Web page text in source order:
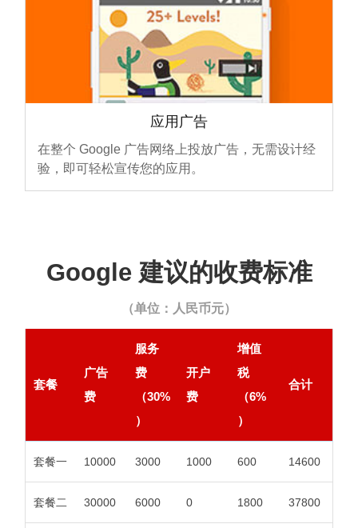
应用广告
在整个 Google 广告网络上投放广告，无需设计经
验，即可轻松宣传您的应用。
Google 建议的收费标准
（单位：人民币元）
套餐
广告
费
服务
费
（30%
）
开户
费
增值
税
（6%
）
合计
套餐一 10000 3000 1000 600 14600
套餐二 30000 6000 0 1800 37800